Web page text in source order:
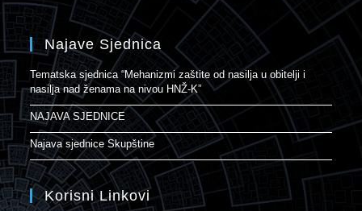
Najave Sjednica
Tematska sjednica “Mehanizmi zaštite od nasilja u obitelji i
nasilja nad ženama na nivou HNŽ-K”
NAJAVA SJEDNICE
Najava sjednice Skupštine
Korisni Linkovi